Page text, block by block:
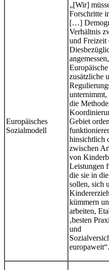
Europäisches
Sozialmodell
„[Wir]
Forschritte
[…]
Verhältnis
und Freizeit
zusätzliche
die
Gebiet
hinsichtlich
zwischen
von
Leistungen
die sie in
sollen, sich
kümmern
arbeiten,
‚besten
und
europaweit“.